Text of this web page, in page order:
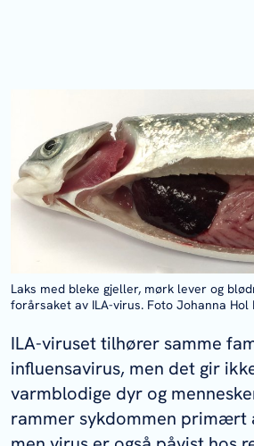
Laks med bleke gjeller, mørk lever og
forårsaket av ILA-virus. Foto Johanna Hol
ILA-viruset tilhører samme
influensavirus, men det gir
varmblodige dyr og
rammer sykdommen primært